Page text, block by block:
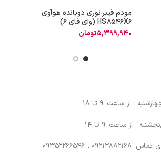
مودم فیبر نوری دوبانده هوآوی
HS8546X6 (وای فای 6)
5,399,940تومان
: از ساعت 9 تا 18
: از ساعت 9 تا 14
, 09352266546